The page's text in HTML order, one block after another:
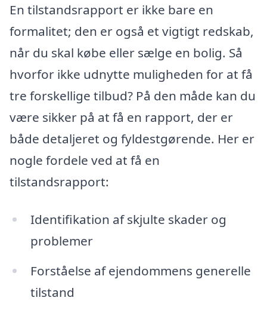
En tilstandsrapport er ikke bare en
formalitet; den er også et vigtigt redskab,
når du skal købe eller sælge en bolig. Så
hvorfor ikke udnytte muligheden for at få
tre forskellige tilbud? På den måde kan du
være sikker på at få en rapport, der er
både detaljeret og fyldestgørende. Her er
nogle fordele ved at få en
tilstandsrapport:
Identifikation af skjulte skader og
problemer
Forståelse af ejendommens generelle
tilstand